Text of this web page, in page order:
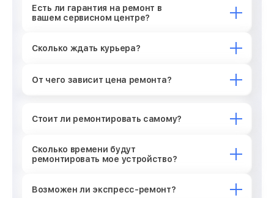
Есть ли гарантия на ремонт в
вашем сервисном центре?
Сколько ждать курьера?
От чего зависит цена ремонта?
Стоит ли ремонтировать самому?
Сколько времени будут
ремонтировать мое устройство?
Возможен ли экспресс-ремонт?